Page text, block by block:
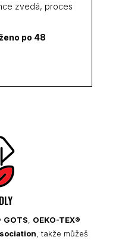
zvedá, proces
po 48
GOTS
OEKO-TEX®
, takže můžeš